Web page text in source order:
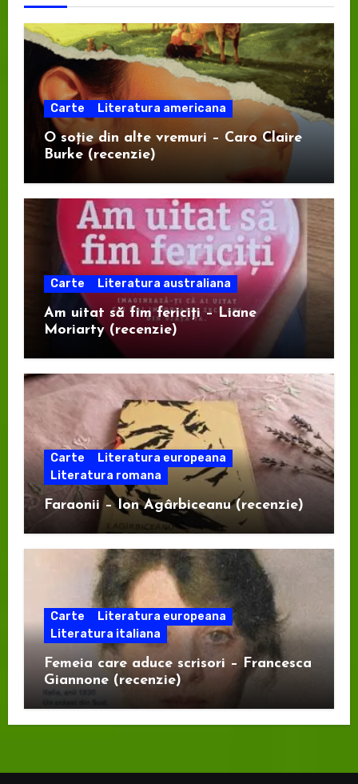
Carte Literatura americana
O soție din alte vremuri – Caro Claire
Burke (recenzie)
Carte Literatura australiana
Am uitat să fim fericiți – Liane
Moriarty (recenzie)
Carte
Literatura europeana
Literatura romana
Faraonii – Ion Agârbiceanu (recenzie)
Carte
Literatura europeana
Literatura italiana
Femeia care aduce scrisori – Francesca
Giannone (recenzie)